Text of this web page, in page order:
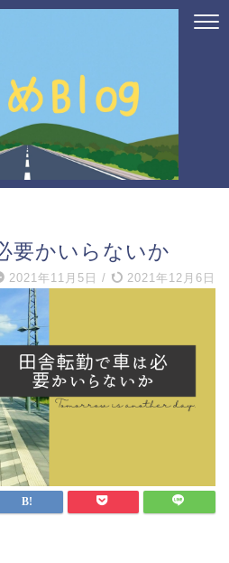
要かいらないか
2021年11月5日 / 2021年12月6日